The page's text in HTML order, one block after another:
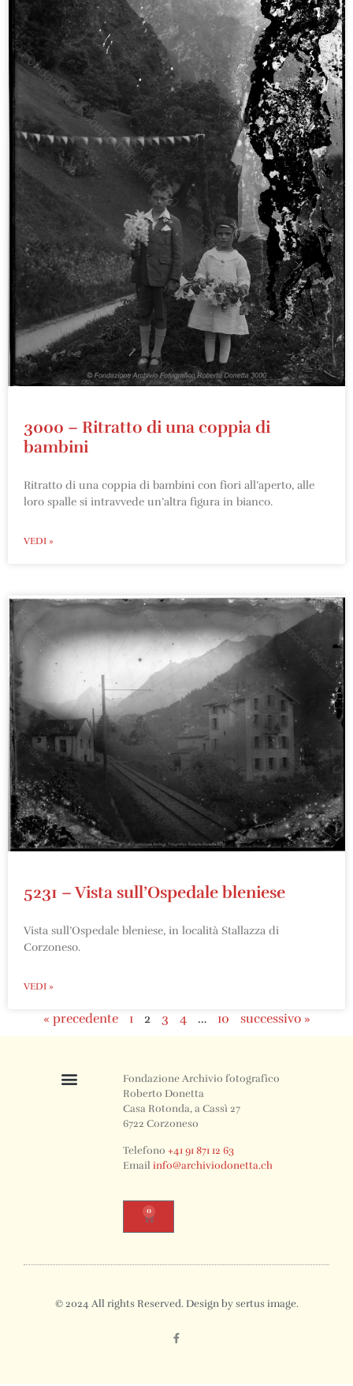
3000 – Ritratto di una coppia di
bambini
Ritratto di una coppia di bambini con fiori all’aperto, alle
loro spalle si intravvede un’altra figura in bianco.
VEDI »
5231 – Vista sull’Ospedale bleniese
Vista sull’Ospedale bleniese, in località Stallazza di
Corzoneso.
VEDI »
« precedente 1 2 3 4 … 10 successivo »
Fondazione Archivio fotografico
Roberto Donetta
Casa Rotonda, a Cassì 27
6722 Corzoneso
Telefono+41 91 871 12 63
Emailinfo@archiviodonetta.ch
0
© 2024 All rights Reserved. Design by sertus image.